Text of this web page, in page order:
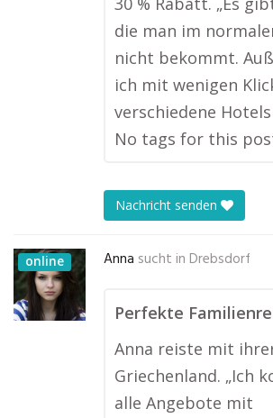
die man im
nicht bekommt.
ich mit wenigen
verschiedene
No tags for this
Nachricht senden
online Anna sucht in Drebsdorf
Perfekte
Anna reiste mit
Griechenland. „Ich
alle Angebote mit